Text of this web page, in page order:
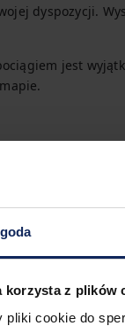
korzysta z plików
pliki cookie do
dyspozycji.
jest